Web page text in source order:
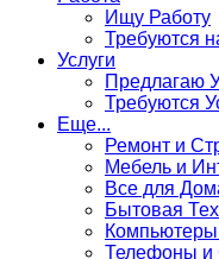
Ищу Работу
Требуются
Услуги
Предлагаю
Требуются
Еще...
Ремонт и
Мебель и
Все для
Бытовая
Компьютеры
Телефоны